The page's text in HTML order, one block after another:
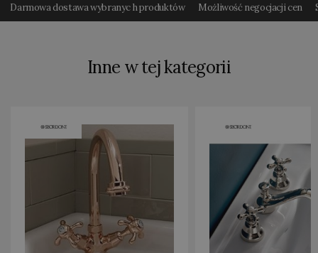
Darmowa dostawa wybranyc h produktów Możliwość negocjacji cen
Inne w tej kategorii